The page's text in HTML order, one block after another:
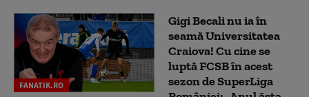
FANATIK.RO
Gigi Becali nu ia în
seamă Universitatea
Craiova! Cu cine se
luptă FCSB în acest
sezon de SuperLiga